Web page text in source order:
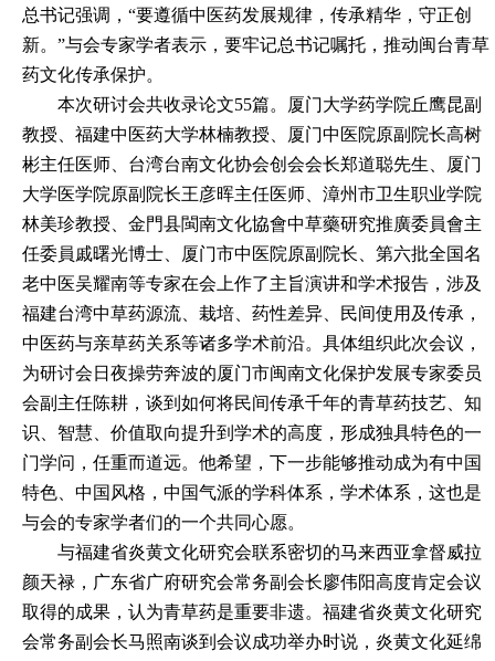
总书记强调， “要遵循中医药发展规律，传承精华，守正创
新。”与会专家学者表示，要牢记总书记嘱托，推动闽台青草
药文化传承保护。
本次研讨会共收录论文55篇。厦门大学药学院丘鹰昆副
教授、福建中医药大学林楠教授、厦门中医院原副院长高树
彬主任医师、台湾台南文化协会创会会长郑道聪先生、厦门
大学医学院原副院长王彦晖主任医师、漳州市卫生职业学院
林美珍教授、金門县閩南文化協會中草藥研究推廣委員會主
任委員戚曙光博士、厦门市中医院原副院长、第六批全国名
老中医吴耀南等专家在会上作了主旨演讲和学术报告，涉及
福建台湾中草药源流、栽培、药性差异、民间使用及传承，
中医药与亲草药关系等诸多学术前沿。具体组织此次会议，
为研讨会日夜操劳奔波的厦门市闽南文化保护发展专家委员
会副主任陈耕，谈到如何将民间传承千年的青草药技艺、知
识、智慧、价值取向提升到学术的高度，形成独具特色的一
门学问，任重而道远。 他希望 ， 下一步能够推动成为有中国
特色、中国风格，中国气派的学科体系，学术体系，这也是
与会的专家学者们的一个共同心愿。
与福建省炎黄文化研究会联系密切的马来西亚拿督威拉
颜天禄，广东省广府研究会常务副会长廖伟阳高度肯定会议
取得的成果，认为青草药是重要非遗。 福建省炎黄文化研究
会常务副会长马照南谈到会议成功举办时说，炎黄文化延绵